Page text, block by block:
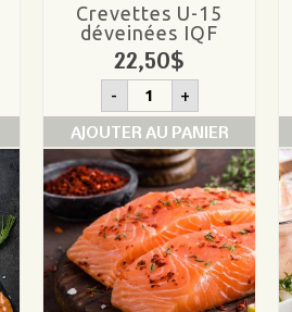
Crevettes U-15
déveinées IQF
22,50$
- quantité
de
Crevettes
U-
15
déveinées
IQF
+
AJOUTER AU PANIER